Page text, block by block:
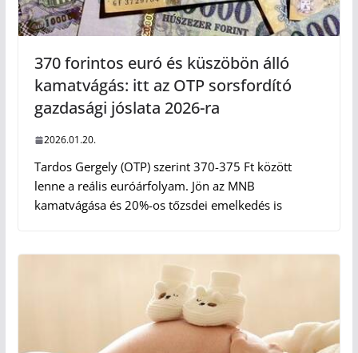
370 forintos euró és küszöbön álló
kamatvágás: itt az OTP sorsfordító
gazdasági jóslata 2026-ra
2026.01.20.
Tardos Gergely (OTP) szerint 370-375 Ft között
lenne a reális euróárfolyam. Jön az MNB
kamatvágása és 20%-os tőzsdei emelkedés is